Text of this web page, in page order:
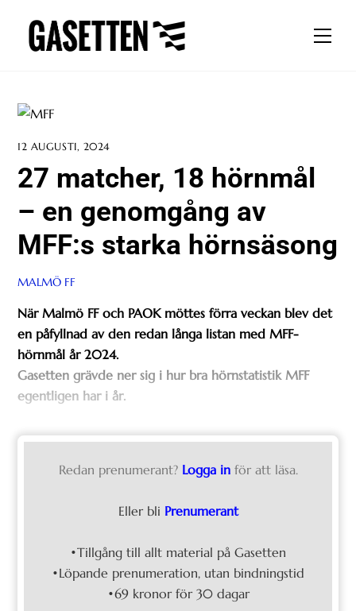
content
12 AUGUSTI, 2024
27 matcher, 18 hörnmål
– en genomgång av
MFF:s starka hörnsäsong
MALMÖ FF
När Malmö FF och PAOK möttes förra veckan blev det
en påfyllnad av den redan långa listan med MFF-
hörnmål år 2024.
Gasetten grävde ner sig i hur bra hörnstatistik MFF
egentligen har i år.
Redan prenumerant? Logga in för att läsa.
Eller bli Prenumerant
•Tillgång till allt material på Gasetten
•Löpande prenumeration, utan bindningstid
•69 kronor för 30 dagar